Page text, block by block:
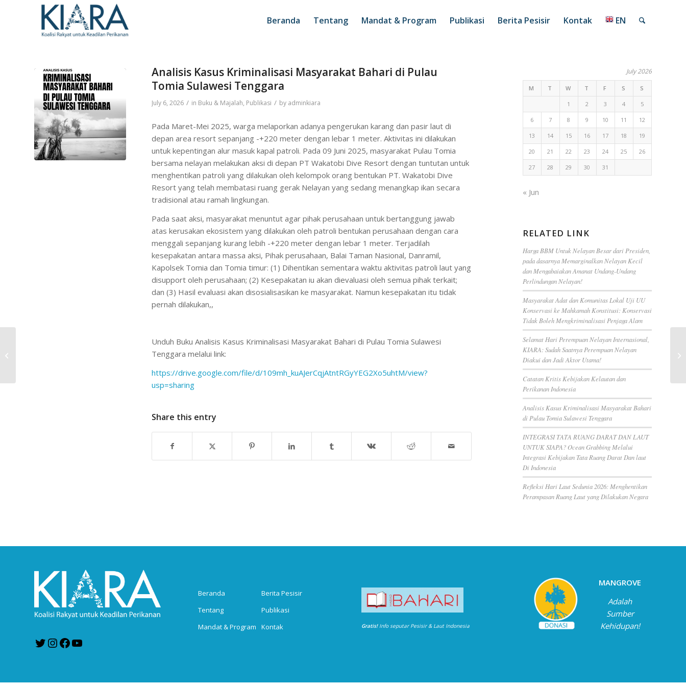
Beranda Tentang Mandat & Program Publikasi Berita Pesisir Kontak EN
Analisis Kasus Kriminalisasi Masyarakat Bahari di Pulau
Tomia Sulawesi Tenggara
July 6, 2026 / in Buku & Majalah, Publikasi / by adminkiara
Pada Maret-Mei 2025, warga melaporkan adanya pengerukan karang dan pasir laut di
depan area resort sepanjang -+220 meter dengan lebar 1 meter. Aktivitas ini dilakukan
untuk kepentingan alur masuk kapal patroli. Pada 09 Juni 2025, masyarakat Pulau Tomia
bersama nelayan melakukan aksi di depan PT Wakatobi Dive Resort dengan tuntutan untuk
menghentikan patroli yang dilakukan oleh kelompok orang bentukan PT. Wakatobi Dive
Resort yang telah membatasi ruang gerak Nelayan yang sedang menangkap ikan secara
tradisional atau ramah lingkungan.
Pada saat aksi, masyarakat menuntut agar pihak perusahaan untuk bertanggung jawab
atas kerusakan ekosistem yang dilakukan oleh patroli bentukan perusahaan dengan cara
menggali sepanjang kurang lebih -+220 meter dengan lebar 1 meter. Terjadilah
kesepakatan antara massa aksi, Pihak perusahaan, Balai Taman Nasional, Danramil,
Kapolsek Tomia dan Tomia timur: (1) Dihentikan sementara waktu aktivitas patroli laut yang
disupport oleh perusahaan; (2) Kesepakatan iu akan dievaluasi oleh semua pihak terkait;
dan (3) Hasil evaluasi akan disosialisasikan ke masyarakat. Namun kesepakatan itu tidak
pernah dilakukan,,
Unduh Buku Analisis Kasus Kriminalisasi Masyarakat Bahari di Pulau Tomia Sulawesi
Tenggara melalui link:
https://drive.google.com/file/d/109mh_kuAJerCqjAtntRGyYEG2Xo5uhtM/view?
usp=sharing
Share this entry
July 2026
M T W T F S S
1 2 3 4 5
6 7 8 9 10 11 12
13 14 15 16 17 18 19
20 21 22 23 24 25 26
27 28 29 30 31
« Jun
RELATED LINK
Harga BBM Untuk Nelayan Besar dari Presiden,
pada dasarnya Memarginalkan Nelayan Kecil
dan Mengabaiakan Amanat Undang-Undang
Perlindungan Nelayan!
Masyarakat Adat dan Komunitas Lokal Uji UU
Konservasi ke Mahkamah Konstitusi: Konservasi
Tidak Boleh Mengkriminalisasi Penjaga Alam
Selamat Hari Perempuan Nelayan Internasional,
KIARA: Sudah Saatnya Perempuan Nelayan
Diakui dan Jadi Aktor Utama!
Catatan Kritis Kebijakan Kelautan dan
Perikanan Indonesia
Analisis Kasus Kriminalisasi Masyarakat Bahari
di Pulau Tomia Sulawesi Tenggara
INTEGRASI TATA RUANG DARAT DAN LAUT
UNTUK SIAPA? Ocean Grabbing Melalui
Integrasi Kebijakan Tata Ruang Darat Dan laut
Di Indonesia
Refleksi Hari Laut Sedunia 2026: Menghentikan
Perampasan Ruang Laut yang Dilakukan Negara
TwitterInstagram
Facebook
Beranda
Tentang
Mandat & Program
Berita Pesisir
Publikasi
Kontak
Gratis! Info seputar Pesisir & Laut Indonesia
MANGROVE
Adalah
Sumber
Kehidupan!